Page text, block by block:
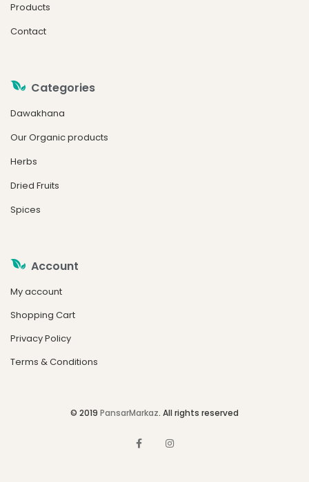
Products
Contact
Categories
Dawakhana
Our Organic products
Herbs
Dried Fruits
Spices
Account
My account
Shopping Cart
Privacy Policy
Terms & Conditions
© 2019 PansarMarkaz. All rights reserved